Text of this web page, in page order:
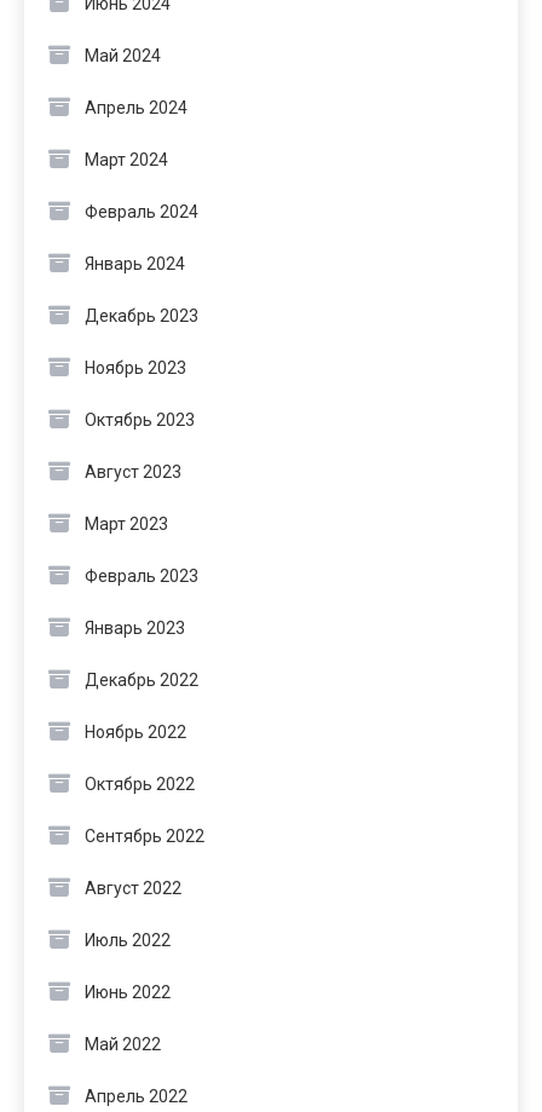
Июнь 2024
Май 2024
Апрель 2024
Март 2024
Февраль 2024
Январь 2024
Декабрь 2023
Ноябрь 2023
Октябрь 2023
Август 2023
Март 2023
Февраль 2023
Январь 2023
Декабрь 2022
Ноябрь 2022
Октябрь 2022
Сентябрь 2022
Август 2022
Июль 2022
Июнь 2022
Май 2022
Апрель 2022